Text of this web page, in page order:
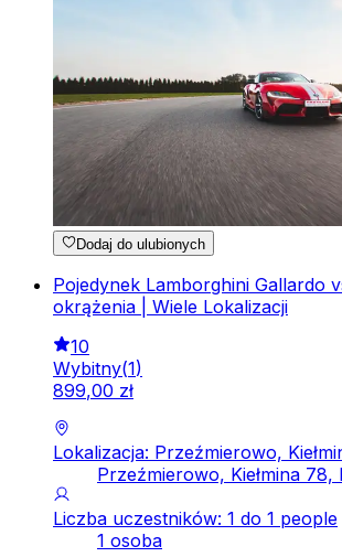
Dodaj do ulubionych
Pojedynek Lamborghini Gallardo
okrążenia | Wiele Lokalizacji
10
Wybitny(1)
899,00 zł
Lokalizacja: Przeźmierowo,
Przeźmierowo, Kiełmina 78,
Liczba uczestników: 1 do 1 people
1 osoba